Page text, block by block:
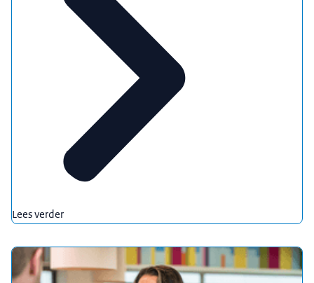
Lees verder